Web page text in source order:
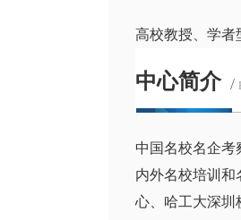
高校教授、学者
中心简介 /
中国名校名企
内外名校培训
心、哈工大深圳